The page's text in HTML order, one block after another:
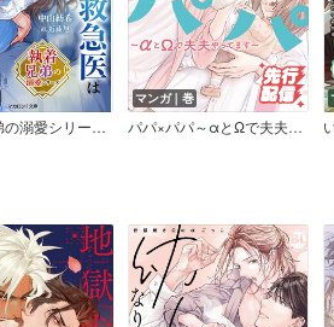
【執着兄弟の溺愛シリーズ】愛が重い堅物救急医は契約妻を狂おしいほど熱く所望する
マンガ｜巻
パパ×パパ～αとΩで夫夫やってます～【Renta！限定版】